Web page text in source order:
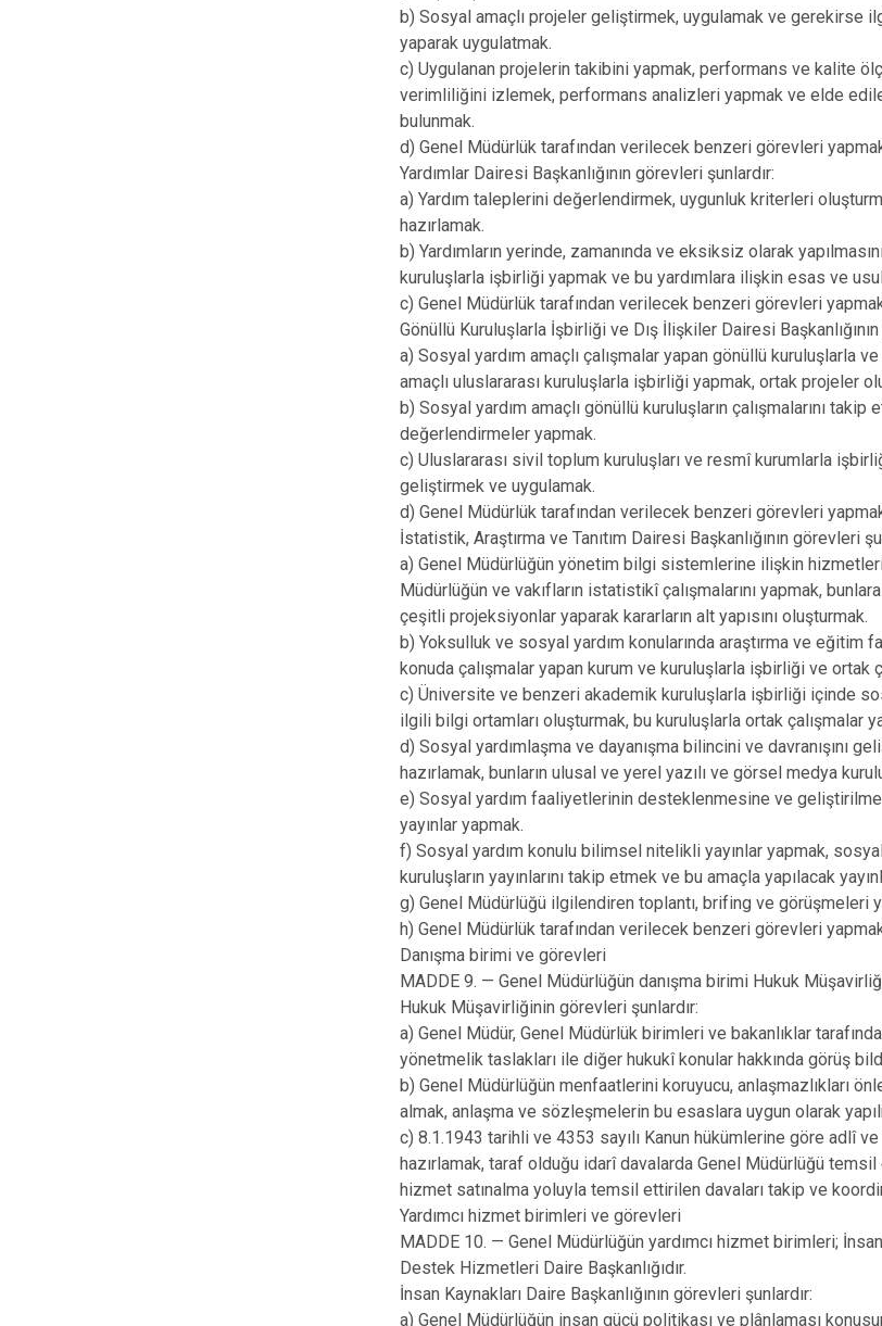
b) Sosyal amaçlı projeler geliştirmek, uygulamak ve gerekirse
yaparak uygulatmak.
c) Uygulanan projelerin takibini yapmak, performans ve kalite
verimliliğini izlemek, performans analizleri yapmak ve elde
bulunmak.
d) Genel Müdürlük tarafından verilecek benzeri görevleri
Yardımlar Dairesi Başkanlığının görevleri şunlardır:
a) Yardım taleplerini değerlendirmek, uygunluk kriterleri
hazırlamak.
b) Yardımların yerinde, zamanında ve eksiksiz olarak
kuruluşlarla işbirliği yapmak ve bu yardımlara ilişkin esas ve
c) Genel Müdürlük tarafından verilecek benzeri görevleri
Gönüllü Kuruluşlarla İşbirliği ve Dış İlişkiler Dairesi
a) Sosyal yardım amaçlı çalışmalar yapan gönüllü kuruluşlarla
amaçlı uluslararası kuruluşlarla işbirliği yapmak, ortak projeler
b) Sosyal yardım amaçlı gönüllü kuruluşların çalışmalarını
değerlendirmeler yapmak.
c) Uluslararası sivil toplum kuruluşları ve resmî kurumlarla
geliştirmek ve uygulamak.
d) Genel Müdürlük tarafından verilecek benzeri görevleri
İstatistik, Araştırma ve Tanıtım Dairesi Başkanlığının görevleri
a) Genel Müdürlüğün yönetim bilgi sistemlerine ilişkin
Müdürlüğün ve vakıfların istatistikî çalışmalarını yapmak,
çeşitli projeksiyonlar yaparak kararların alt yapısını oluşturmak.
b) Yoksulluk ve sosyal yardım konularında araştırma ve eğitim
konuda çalışmalar yapan kurum ve kuruluşlarla işbirliği ve ortak
c) Üniversite ve benzeri akademik kuruluşlarla işbirliği içinde
ilgili bilgi ortamları oluşturmak, bu kuruluşlarla ortak çalışmalar
d) Sosyal yardımlaşma ve dayanışma bilincini ve davranışını
hazırlamak, bunların ulusal ve yerel yazılı ve görsel medya
e) Sosyal yardım faaliyetlerinin desteklenmesine ve
yayınlar yapmak.
f) Sosyal yardım konulu bilimsel nitelikli yayınlar yapmak,
kuruluşların yayınlarını takip etmek ve bu amaçla yapılacak
g) Genel Müdürlüğü ilgilendiren toplantı, brifing ve görüşmeleri
h) Genel Müdürlük tarafından verilecek benzeri görevleri
Danışma birimi ve görevleri
MADDE 9. — Genel Müdürlüğün danışma birimi Hukuk
Hukuk Müşavirliğinin görevleri şunlardır:
a) Genel Müdür, Genel Müdürlük birimleri ve bakanlıklar
yönetmelik taslakları ile diğer hukukî konular hakkında görüş
b) Genel Müdürlüğün menfaatlerini koruyucu, anlaşmazlıkları
almak, anlaşma ve sözleşmelerin bu esaslara uygun olarak
c) 8.1.1943 tarihli ve 4353 sayılı Kanun hükümlerine göre adlî
hazırlamak, taraf olduğu idarî davalarda Genel Müdürlüğü
hizmet satınalma yoluyla temsil ettirilen davaları takip ve
Yardımcı hizmet birimleri ve görevleri
MADDE 10. — Genel Müdürlüğün yardımcı hizmet birimleri;
Destek Hizmetleri Daire Başkanlığıdır.
İnsan Kaynakları Daire Başkanlığının görevleri şunlardır:
a) Genel Müdürlüğün insan gücü politikası ve plânlaması